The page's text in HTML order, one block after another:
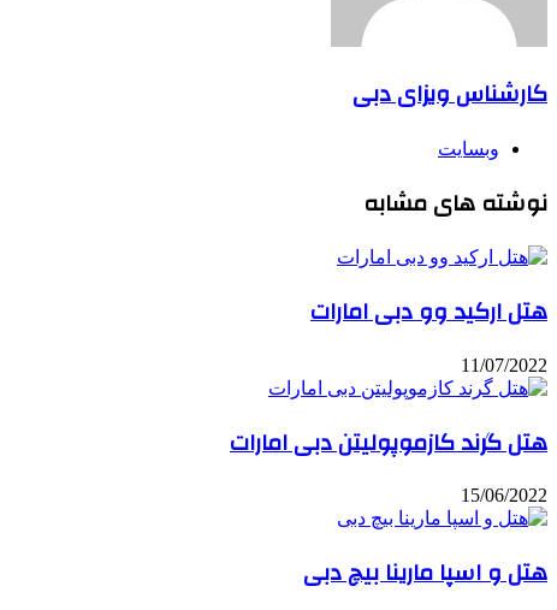
کارشناس ویزای دبی
وبسایت
نوشته های مشابه
هتل ارکید وو دبی امارات
11/07/2022
هتل گرند کازموپولیتن دبی امارات
15/06/2022
هتل و اسپا مارینا بیچ دبی